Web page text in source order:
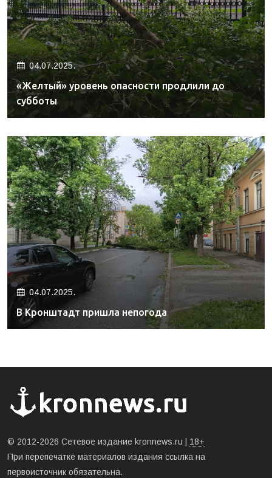
04.07.2025.
«Желтый» уровень опасности продлили до
субботы
04.07.2025.
В Кронштадт пришла непогода
© 2012-2026 Сетевое издание kronnews.ru | 18+
При перепечатке материалов издания ссылка на
первоисточник обязательна.